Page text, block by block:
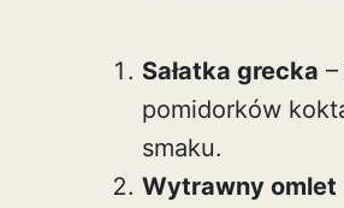
Sałatka grecka
pomidorków
smaku.
Wytrawny omlet